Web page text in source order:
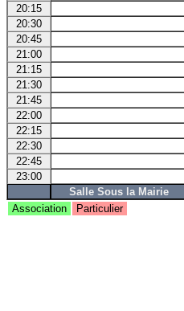
20:15
20:30
20:45
21:00
21:15
21:30
21:45
22:00
22:15
22:30
22:45
23:00
Salle Sous la Mairie
Association
Particulier